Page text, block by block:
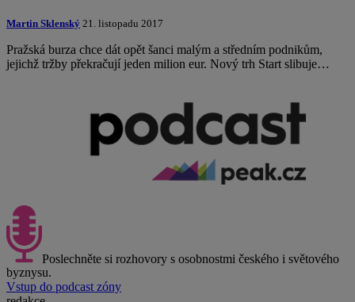
Martin Sklenský 21. listopadu 2017
Pražská burza chce dát opět šanci malým a středním podnikům,
jejichž tržby překračují jeden milion eur. Nový trh Start slibuje…
Poslechněte si rozhovory s osobnostmi českého i světového
byznysu.
Vstup do podcast zóny